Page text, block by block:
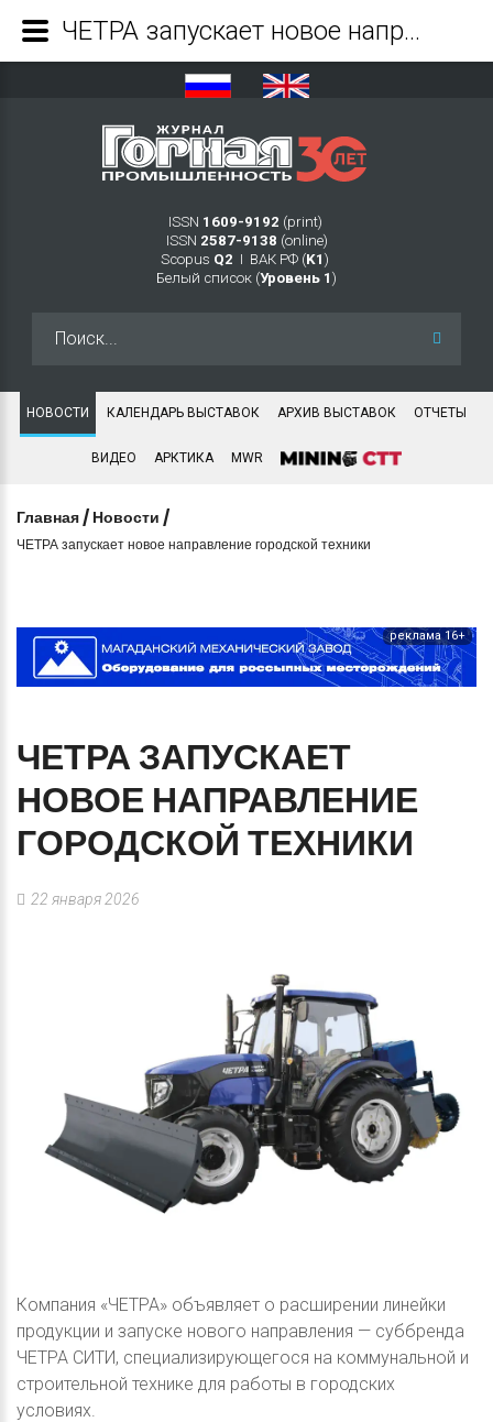
ISSN 1609-9192 (print)
ISSN 2587-9138 (online)
Scopus Q2 Ι ВАК РФ (K1 )
Белый список (Уровень 1 )
НОВОСТИ КАЛЕНДАРЬ ВЫСТАВОК АРХИВ ВЫСТАВОК ОТЧЕТЫ
ВИДЕО АРКТИКА MWR
Главная / Новости /
ЧЕТРА запускает новое направление городской техники
реклама 16+
ЧЕТРА ЗАПУСКАЕТ
НОВОЕ НАПРАВЛЕНИЕ
ГОРОДСКОЙ ТЕХНИКИ
22 января 2026
Компания «ЧЕТРА» объявляет о расширении линейки
продукции и запуске нового направления — суббренда
ЧЕТРА СИТИ, специализирующегося на коммунальной и
строительной технике для работы в городских
условиях.
ЧЕТРА запускает новое направление городской техники - Журнал Горная промышленность